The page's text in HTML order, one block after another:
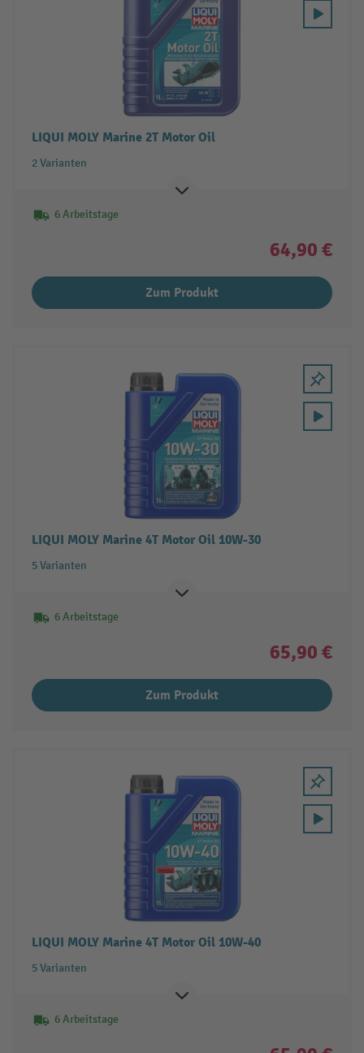
LIQUI MOLY Marine 2T Motor Oil
2 Varianten
6 Arbeitstage
64,90 €
Zum Produkt
LIQUI MOLY Marine 4T Motor Oil 10W-30
5 Varianten
6 Arbeitstage
65,90 €
Zum Produkt
LIQUI MOLY Marine 4T Motor Oil 10W-40
5 Varianten
6 Arbeitstage